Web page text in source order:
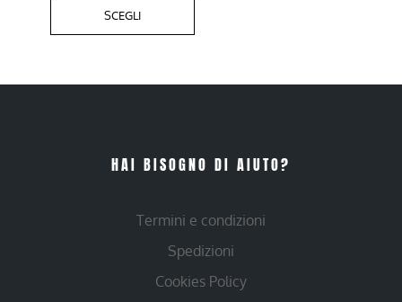
SCEGLI
HAI BISOGNO DI AIUTO?
Termini e condizioni
Spedizioni
Cookies Policy